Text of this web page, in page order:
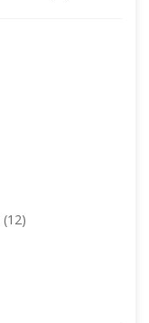
(12)